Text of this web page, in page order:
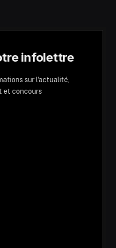
infolettre
sur l'actualité,
et concours